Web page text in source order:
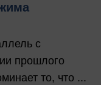
с
прошлого
то, что ...